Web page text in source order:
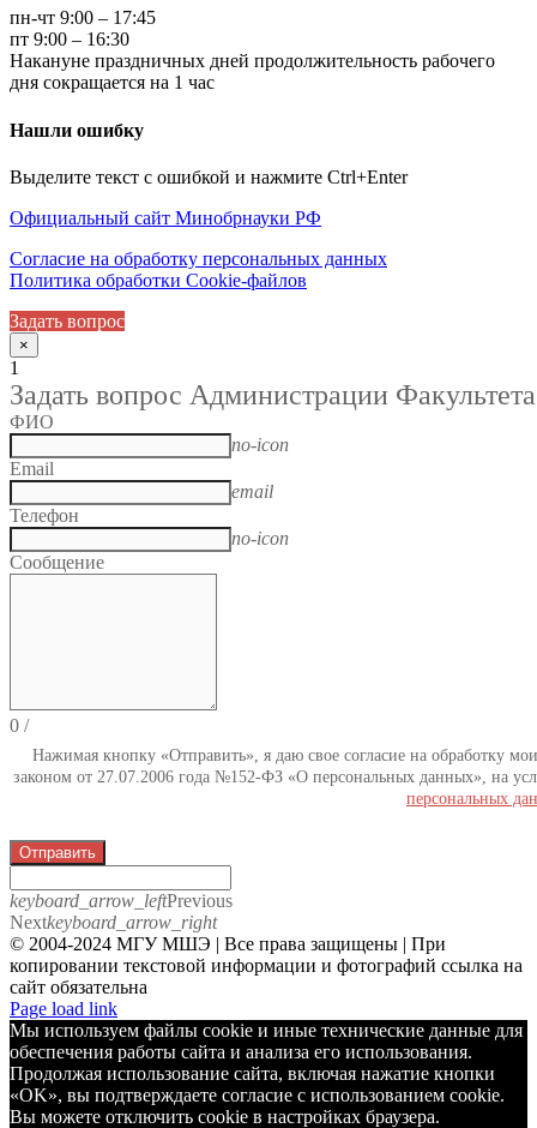
пн-чт 9:00 – 17:45
пт 9:00 – 16:30
Накануне праздничных дней продолжительность рабочего
дня сокращается на 1 час
Нашли ошибку
Выделите текст с ошибкой и нажмите Ctrl+Enter
Официальный сайт Минобрнауки РФ
Согласие на обработку персональных данных
Политика обработки Cookie-файлов
Задать вопрос
×
1
Задать вопрос Администрации Факультета
ФИО
no-icon
Email
email
Телефон
no-icon
Сообщение
0 /
Нажимая кнопку «Отправить», я даю свое согласие на обработку
законом от 27.07.2006 года №152-ФЗ «О персональных данных», на
персональных
Отправить
keyboard_arrow_leftPrevious
Nextkeyboard_arrow_right
© 2004-2024 МГУ МШЭ | Все права защищены | При
копировании текстовой информации и фотографий ссылка на
сайт обязательна
Telegram
Page load link
Мы используем файлы cookie и иные технические данные для
обеспечения работы сайта и анализа его использования.
Продолжая использование сайта, включая нажатие кнопки
«OK», вы подтверждаете согласие с использованием cookie.
Вы можете отключить cookie в настройках браузера.